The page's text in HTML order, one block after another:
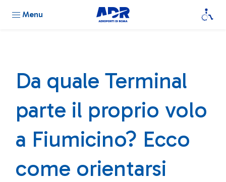
Menu
Da quale Terminal
parte il proprio volo
a Fiumicino? Ecco
come orientarsi